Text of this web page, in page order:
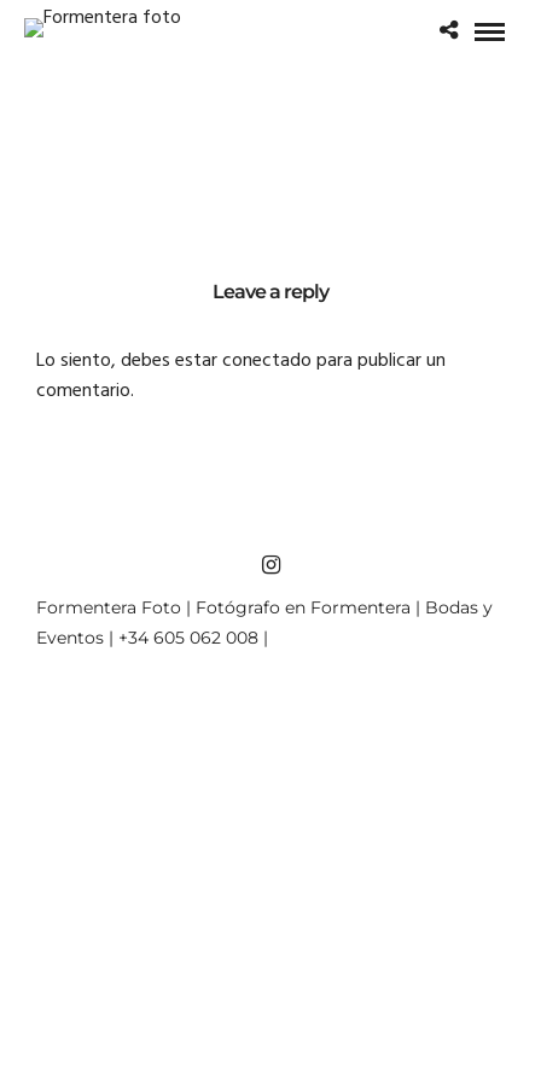
Leave a reply
Lo siento, debes estarconectadopara publicar un
comentario.
Formentera Foto | Fotógrafo en Formentera | Bodas y
Eventos | +34 605 062 008 |